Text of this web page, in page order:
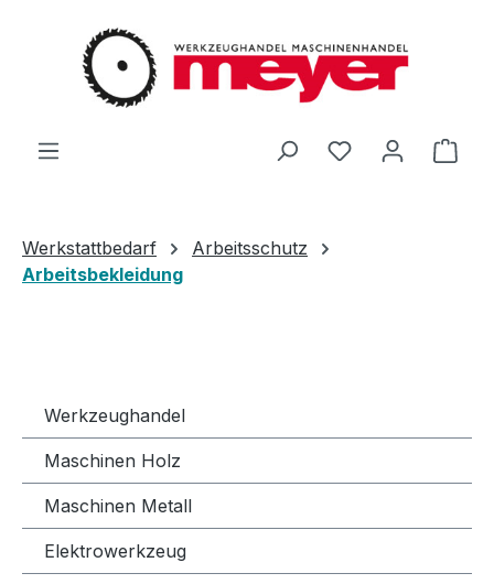
Zum Hauptinhalt springen
Du hast 0
Werkstattbedarf
Arbeitsschutz
Arbeitsbekleidung
Werkzeughandel
Maschinen Holz
Maschinen Metall
Elektrowerkzeug